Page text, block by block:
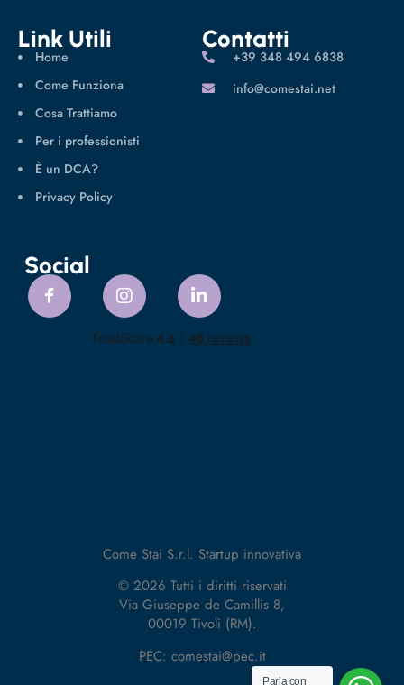
Link Utili
Home
Come Funziona
Cosa Trattiamo
Per i professionisti
È un DCA?
Privacy Policy
Contatti
‪+39 348 494 6838
info@comestai.net
Social
Come Stai S.r.l. Startup innovativa
© 2026 Tutti i diritti riservati
Via Giuseppe de Camillis 8,
00019 Tivoli (RM).
PEC: comestai@pec.it
Parla con